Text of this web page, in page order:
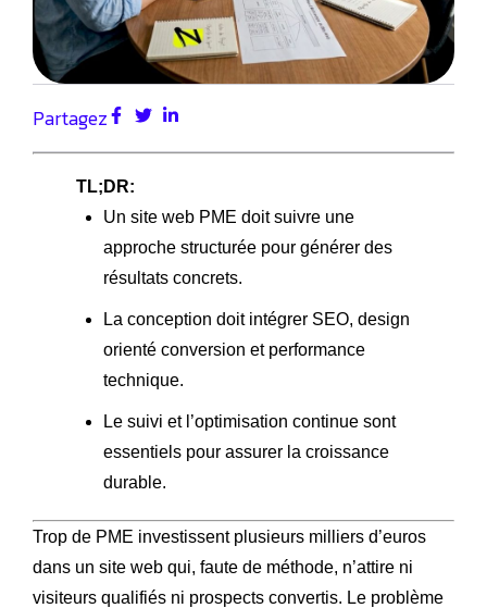
Partagez
TL;DR:
Un site web PME doit suivre une
approche structurée pour générer des
résultats concrets.
La conception doit intégrer SEO, design
orienté conversion et performance
technique.
Le suivi et l’optimisation continue sont
essentiels pour assurer la croissance
durable.
Trop de PME investissent plusieurs milliers d’euros
dans un site web qui, faute de méthode, n’attire ni
visiteurs qualifiés ni prospects convertis. Le problème